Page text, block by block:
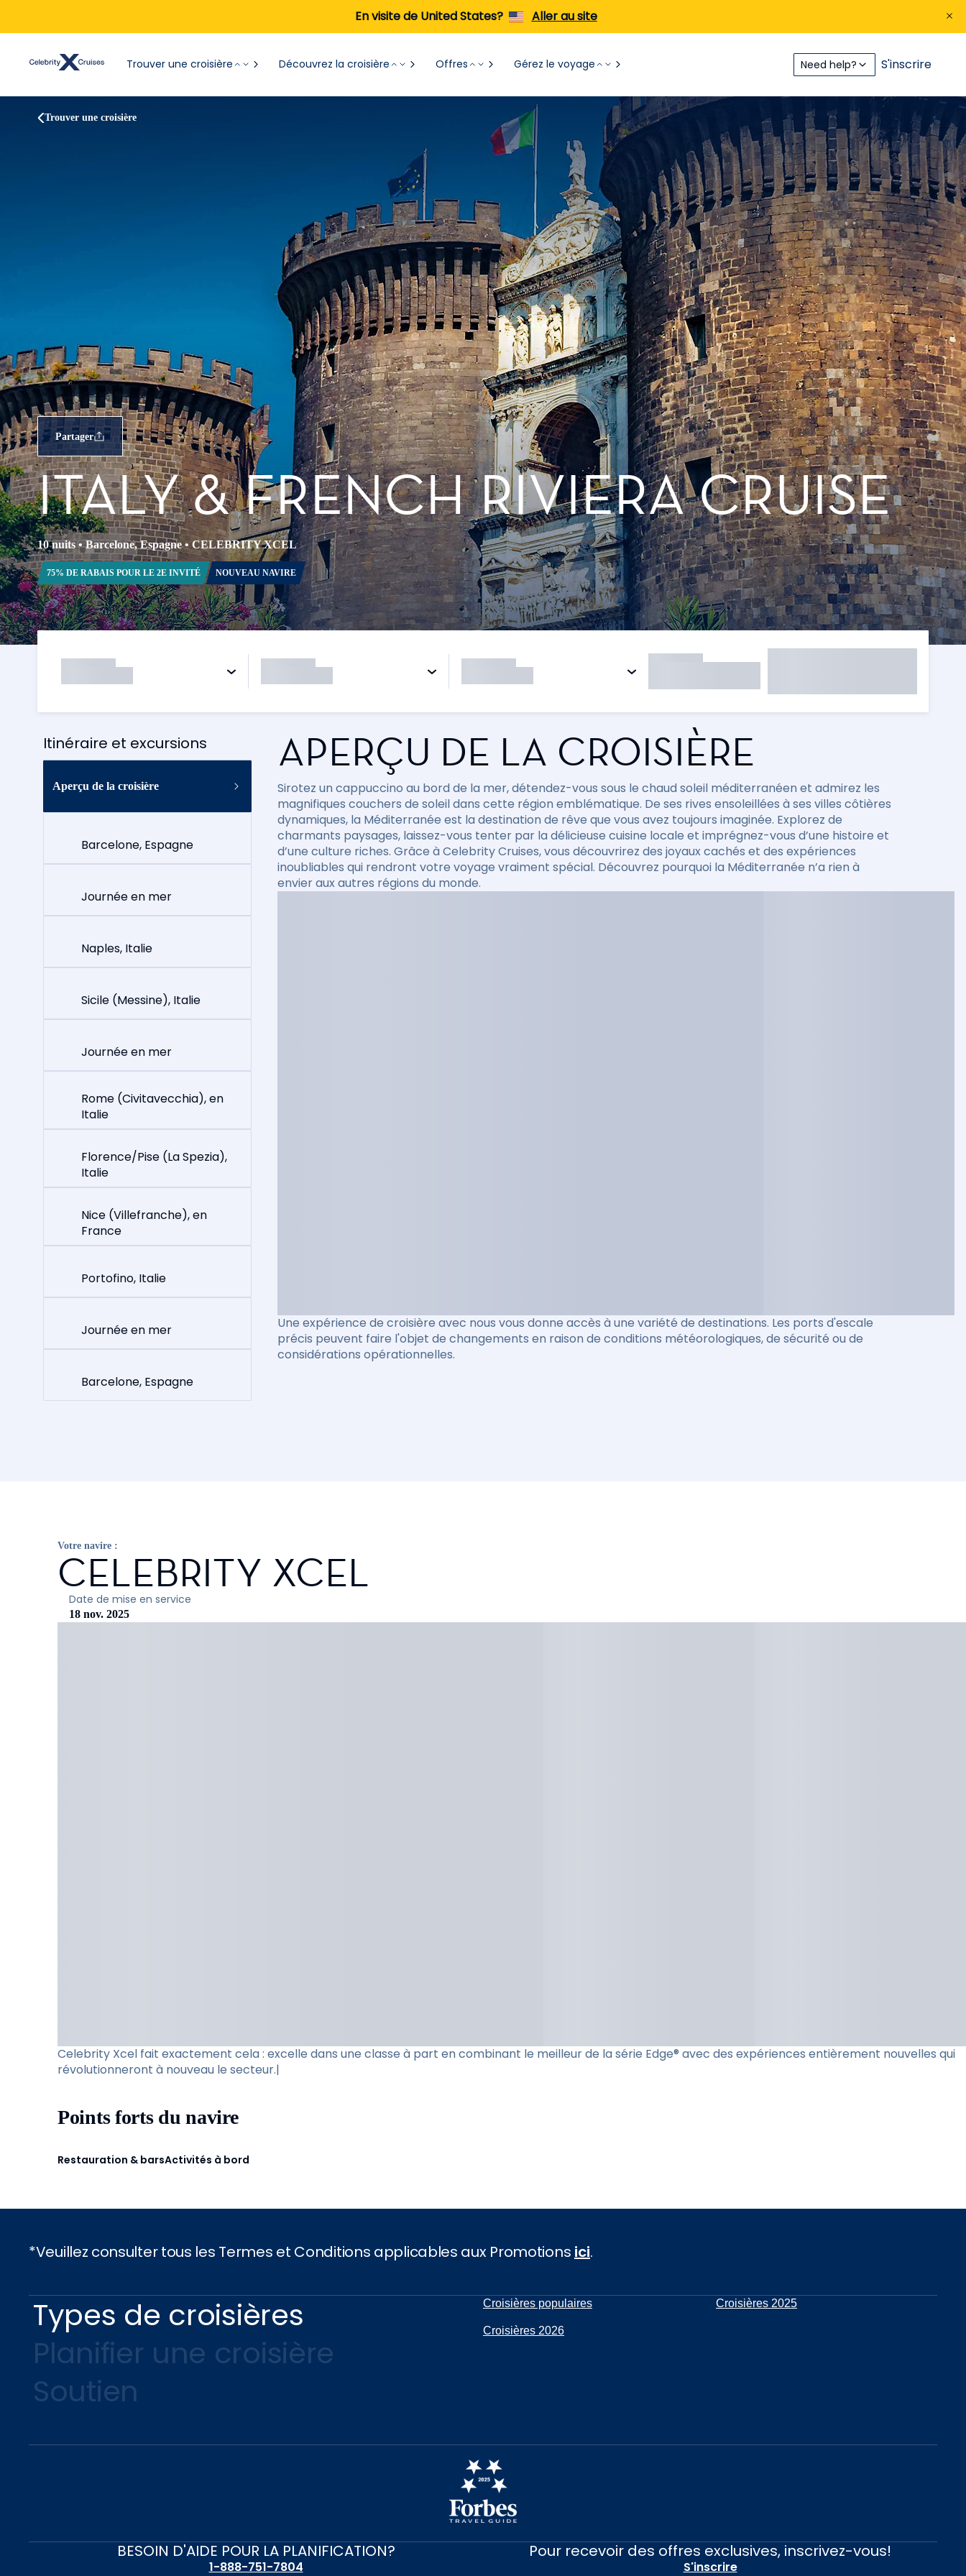
En visite de United States? Aller au site
Trouver une croisière Découvrez la croisière Offres Gérez le voyage Need help? S'inscrire
Trouver une croisière
Partager
ITALY & FRENCH RIVIERA CRUISE
10 nuits•Barcelone, Espagne• CELEBRITY XCEL
75% DE RABAIS POUR LE 2E INVITÉ NOUVEAU NAVIRE
Itinéraire et excursions
Aperçu de la croisière
Barcelone, Espagne
Journée en mer
Naples, Italie
Sicile (Messine), Italie
Journée en mer
Rome (Civitavecchia), en
Italie
Florence/Pise (La Spezia),
Italie
Nice (Villefranche), en
France
Portofino, Italie
Journée en mer
Barcelone, Espagne
APERÇU DE LA CROISIÈRE
Sirotez un cappuccino au bord de la mer, détendez-vous sous le chaud soleil méditerranéen et admirez les
magnifiques couchers de soleil dans cette région emblématique. De ses rives ensoleillées à ses villes côtières
dynamiques, la Méditerranée est la destination de rêve que vous avez toujours imaginée. Explorez de
charmants paysages, laissez-vous tenter par la délicieuse cuisine locale et imprégnez-vous d’une histoire et
d’une culture riches. Grâce à Celebrity Cruises, vous découvrirez des joyaux cachés et des expériences
inoubliables qui rendront votre voyage vraiment spécial. Découvrez pourquoi la Méditerranée n’a rien à
envier aux autres régions du monde.
Une expérience de croisière avec nous vous donne accès à une variété de destinations. Les ports d'escale
précis peuvent faire l'objet de changements en raison de conditions météorologiques, de sécurité ou de
considérations opérationnelles.
Votre navire :
CELEBRITY XCEL
Date de mise en service
18 nov. 2025
Celebrity Xcel fait exactement cela : excelle dans une classe à part en combinant le meilleur de la série Edge® avec des expériences entièrement nouvelles qui
révolutionneront à nouveau le secteur.|
Points forts du navire
Restauration & barsActivités à bord
*Veuillez consulter tous les Termes et Conditions applicables aux Promotions ici.
Types de croisières
Planifier une croisière
Soutien
Croisières populaires Croisières 2025
Croisières 2026
BESOIN D'AIDE POUR LA PLANIFICATION?
1-888-751-7804
Pour recevoir des offres exclusives, inscrivez-vous!
S'inscrire